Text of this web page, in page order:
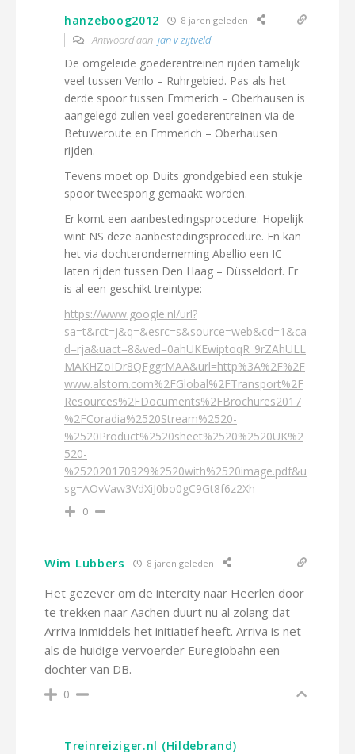
hanzeboog2012 8 jaren geleden
Antwoord aan jan v zijtveld
De omgeleide goederentreinen rijden tamelijk
veel tussen Venlo – Ruhrgebied. Pas als het
derde spoor tussen Emmerich – Oberhausen is
aangelegd zullen veel goederentreinen via de
Betuweroute en Emmerich – Oberhausen
rijden.
Tevens moet op Duits grondgebied een stukje
spoor tweesporig gemaakt worden.
Er komt een aanbestedingsprocedure. Hopelijk
wint NS deze aanbestedingsprocedure. En kan
het via dochteronderneming Abellio een IC
laten rijden tussen Den Haag – Düsseldorf. Er
is al een geschikt treintype:
https://www.google.nl/url?
sa=t&rct=j&q=&esrc=s&source=web&cd=1&ca
d=rja&uact=8&ved=0ahUKEwiptoqR_9rZAhULL
MAKHZoIDr8QFggrMAA&url=http%3A%2F%2F
www.alstom.com%2FGlobal%2FTransport%2F
Resources%2FDocuments%2FBrochures2017
%2FCoradia%2520Stream%2520-
%2520Product%2520sheet%2520%2520UK%2
520-
%252020170929%2520with%2520image.pdf&u
sg=AOvVaw3VdXiJ0bo0gC9Gt8f6z2Xh
0
Wim Lubbers 8 jaren geleden
Het gezever om de intercity naar Heerlen door
te trekken naar Aachen duurt nu al zolang dat
Arriva inmiddels het initiatief heeft. Arriva is net
als de huidige vervoerder Euregiobahn een
dochter van DB.
0
Treinreiziger.nl (Hildebrand)